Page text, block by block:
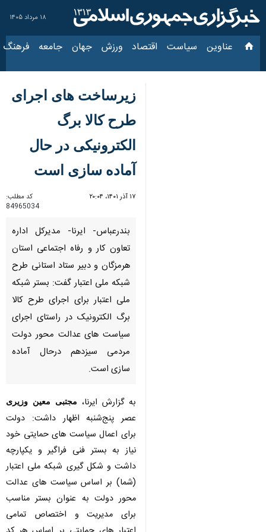
۱۸ مرداد ۱۴۰۵
عناوین‌ سیاست اقتصاد ورزش جهان جامعه فرهنگ
زیرساخت های اجرای
طرح کالا برگ
الکترونیکی در حال
آماده سازی است
۱۷ آذر ۱۴۰۱، ۲۰:۰۴
کد مطلب:
84965034
بندرعباس- ایرنا- مدیرکل اداره
تعاون کار و رفاه اجتماعی استان
هرمزگان و دبیر ستاد استانی طرح
شبکه ملی اعتبار گفت: بستر شبکه
ملی اعتبار برای اجرای طرح کالا
برگ الکترونیک در راستای اجرای
سیاست های عدالت محور دولت
مردمی سیزدهم درحال آماده سازی
است.
به گزارش ایرنا، مجتبی معین وزیری
عصر پنج‌شنبه اظهار داشت: دولت
برای اعمال سیاست های حمایتی خود
نیاز به بستر فنی فراگیر و یکپارچه
داشت و شکل گیری شبکه ملی اعتبار
(شما) بر اساس سیاست های عدالت
محور دولت به عنوان بستر مناسب
برای مدیریت و اختصاص تمامی اعتبار